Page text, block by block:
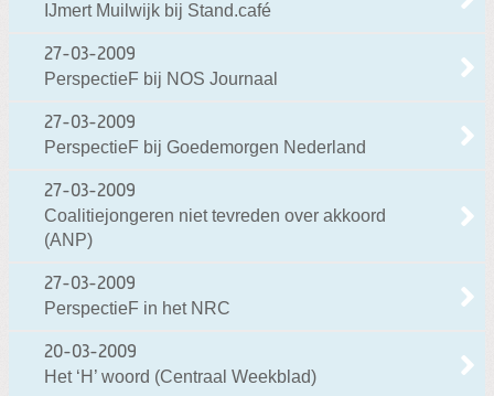
IJmert Muilwijk bij Stand.café
27-03-2009
PerspectieF bij NOS Journaal
27-03-2009
PerspectieF bij Goedemorgen Nederland
27-03-2009
Coalitiejongeren niet tevreden over akkoord
(ANP)
27-03-2009
PerspectieF in het NRC
20-03-2009
Het ‘H’ woord (Centraal Weekblad)